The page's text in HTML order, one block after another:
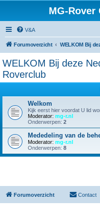
MG-Rover
V&A
Forumoverzicht WELKOM Bij
WELKOM Bij deze
Roverclub
Welkom
Kijk eerst hier voordat U lid
Moderator: mg-r.nl
Onderwerpen: 2
Mededeling van de
Moderator: mg-r.nl
Onderwerpen: 8
Forumoverzicht Contact